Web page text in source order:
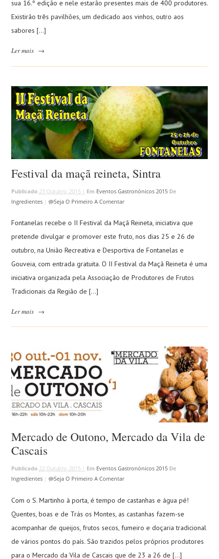
sua 16.º edição e nele estarão presentes mais de 400 produtores.
Existirão três pavilhões, um dedicado aos vinhos, outro aos
sabores […]
Ler mais →
Festival da maçã reineta, Sintra
Publicado 23 Outubro, 2015 | Em Eventos Gastronónicos 2015 De
Ingredientes| Seja O Primeiro A Comentar
Fontanelas recebe o II Festival da Maçã Reineta, iniciativa que
pretende divulgar e promover este fruto, nos dias 25 e 26 de
outubro, na União Recreativa e Desportiva de Fontanelas e
Gouveia, com entrada gratuita. O II Festival da Maçã Reineta é uma
iniciativa organizada pela Associação de Produtores de Frutos
Tradicionais da Região de […]
Ler mais →
Mercado de Outono, Mercado da Vila de
Cascais
Publicado 22 Outubro, 2015 | Em Eventos Gastronónicos 2015 De
Ingredientes| Seja O Primeiro A Comentar
Com o S. Martinho à porta, é tempo de castanhas e água pé!
Quentes, boas e de Trás os Montes, as castanhas fazem-se
acompanhar de queijos, frutos secos, fumeiro e doçaria tradicional
de vários pontos do país. São trazidos pelos próprios produtores
para o Mercado da Vila de Cascais que de 23 a 26 de […]